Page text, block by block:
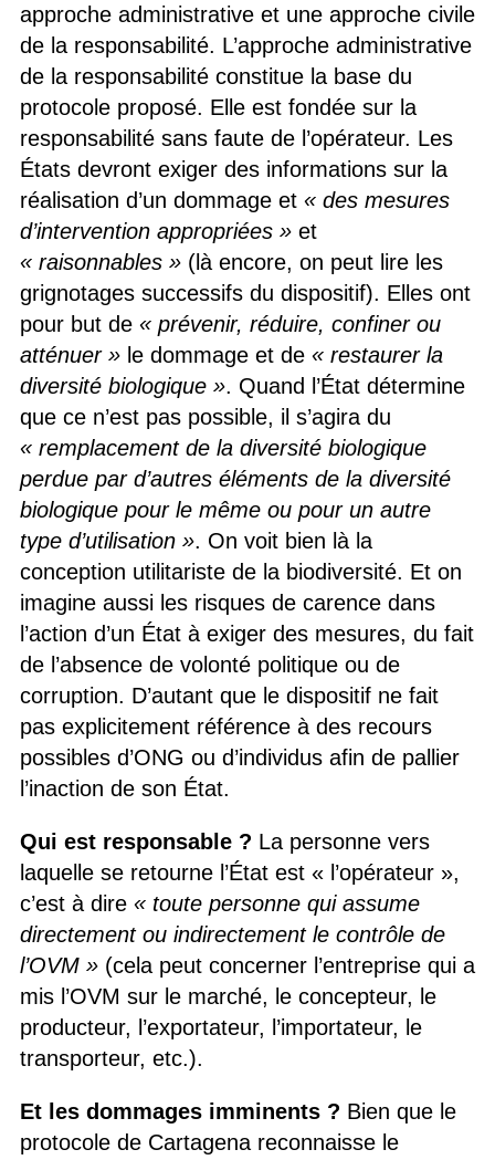
approche administrative et une approche civile
de la responsabilité. L’approche administrative
de la responsabilité constitue la base du
protocole proposé. Elle est fondée sur la
responsabilité sans faute de l’opérateur. Les
États devront exiger des informations sur la
réalisation d’un dommage et « des mesures
d’intervention appropriées »et
« raisonnables »(là encore, on peut lire les
grignotages successifs du dispositif). Elles ont
pour but de « prévenir, réduire, confiner ou
atténuer »le dommage et de « restaurer la
diversité biologique ». Quand l’État détermine
que ce n’est pas possible, il s’agira du
« remplacement de la diversité biologique
perdue par d’autres éléments de la diversité
biologique pour le même ou pour un autre
type d’utilisation ». On voit bien là la
conception utilitariste de la biodiversité. Et on
imagine aussi les risques de carence dans
l’action d’un État à exiger des mesures, du fait
de l’absence de volonté politique ou de
corruption. D’autant que le dispositif ne fait
pas explicitement référence à des recours
possibles d’ONG ou d’individus afin de pallier
l’inaction de son État.
Qui est responsable ? La personne vers
laquelle se retourne l’État est « l’opérateur »,
c’est à dire « toute personne qui assume
directement ou indirectement le contrôle de
l’OVM »(cela peut concerner l’entreprise qui a
mis l’OVM sur le marché, le concepteur, le
producteur, l’exportateur, l’importateur, le
transporteur, etc.).
Et les dommages imminents ? Bien que le
protocole de Cartagena reconnaisse le